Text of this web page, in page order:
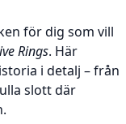
för dig som vill
Rings. Här
i detalj – från
slott där